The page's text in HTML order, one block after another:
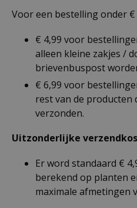
Voor een bestelling onder
€ 4,99 voor
alleen kleine zakjes /
brievenbuspost
€ 6,99 voor
rest van de producten
verzonden.
Uitzonderlijke
Er word standaard €
berekend op planten
maximale afmetingen